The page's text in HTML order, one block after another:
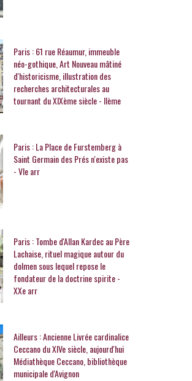
Paris : 61 rue Réaumur, immeuble
néo-gothique, Art Nouveau mâtiné
d'historicisme, illustration des
recherches architecturales au
tournant du XIXème siècle - IIème
Paris : La Place de Furstemberg à
Saint Germain des Prés n'existe pas
- VIe arr
Paris : Tombe d'Allan Kardec au Père
Lachaise, rituel magique autour du
dolmen sous lequel repose le
fondateur de la doctrine spirite -
XXe arr
Ailleurs : Ancienne Livrée cardinalice
Ceccano du XIVe siècle, aujourd'hui
Médiathèque Ceccano, bibliothèque
municipale d'Avignon